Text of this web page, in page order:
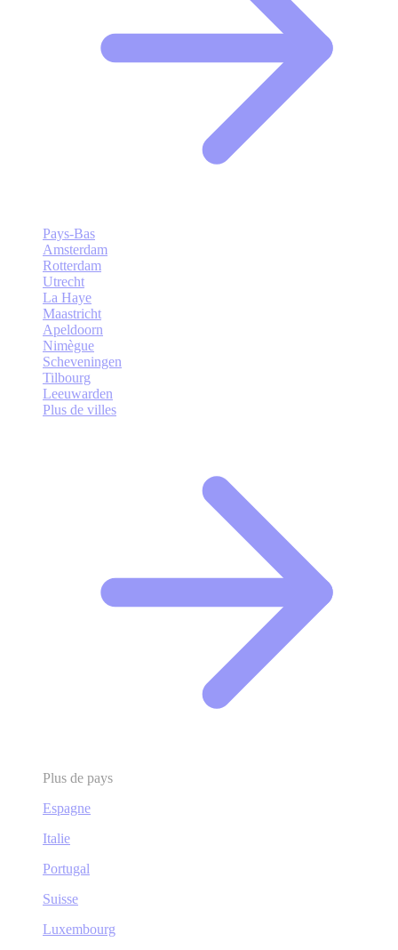
Pays-Bas
Amsterdam
Rotterdam
Utrecht
La Haye
Maastricht
Apeldoorn
Nimègue
Scheveningen
Tilbourg
Leeuwarden
Plus de villes
Plus de pays
Espagne
Italie
Portugal
Suisse
Luxembourg